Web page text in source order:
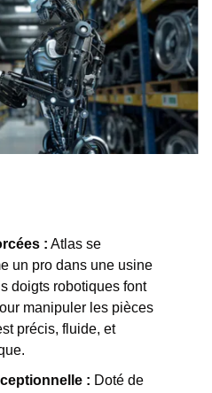
: Atlas se
un pro dans une usine
doigts robotiques font
manipuler les pièces
précis, fluide, et
: Doté de